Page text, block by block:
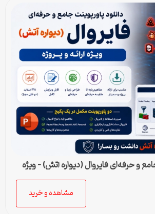
و حرفه‌ای فایروال (دیواره آتش) – ویژه
مشاهده و خرید